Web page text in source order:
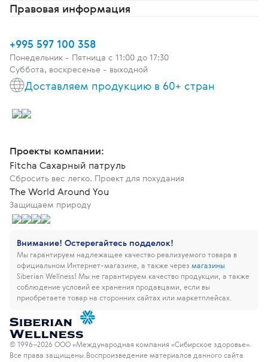
Правовая информация
+995 597 100 358
Понедельник - Пятница c 11:00 до 17:30
Суббота, воскресенье - выходной
Доставляем продукцию в 60+ стран
Проекты компании:
Fitcha Сахарный патруль
Сбросить вес легко. Проект для похудания
The World Around You
Защищаем природу
Внимание! Остерегайтесь подделок!
Мы гарантируем надлежащее качество реализуемого товара в
официальном Интернет-магазине, а также через магазины
Siberian Wellness! Мы не гарантируем качество продукции, а также
соблюдение условий ее хранения продавцами, если вы
приобретаете товар на сторонних сайтах или маркетплейсах.
© 1996–2026 ООО «Международная компания «Сибирское здоровье».
Все права защищены. Воспроизведение материалов данного сайта